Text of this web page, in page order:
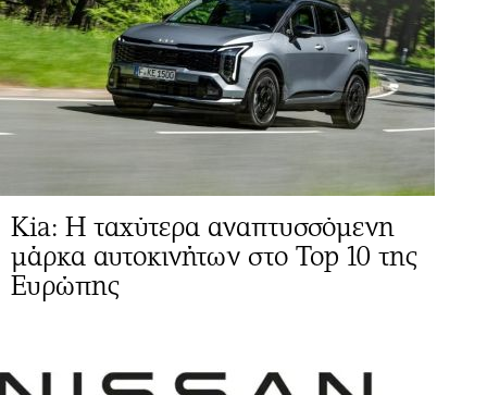
Kia: Η ταχύτερα αναπτυσσόμενη
μάρκα αυτοκινήτων στο Top 10 της
Ευρώπης